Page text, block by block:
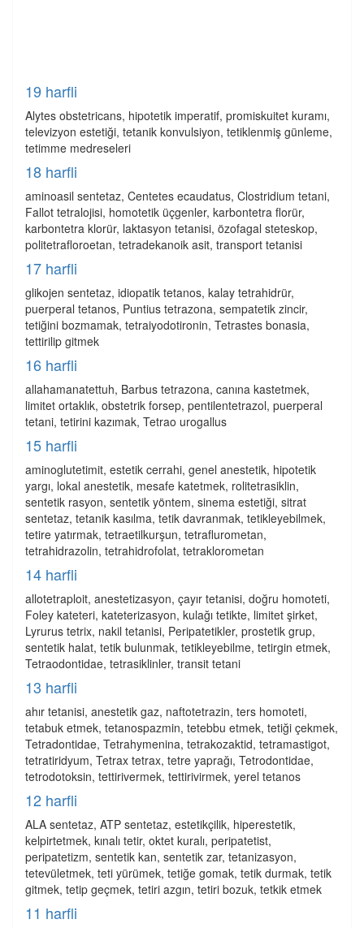
19 harfli
Alytes obstetricans, hipotetik imperatif, promiskuitet kuramı,
televizyon estetiği, tetanik konvulsiyon, tetiklenmiş günleme,
tetimme medreseleri
18 harfli
aminoasil sentetaz, Centetes ecaudatus, Clostridium tetani,
Fallot tetralojisi, homotetik üçgenler, karbontetra florür,
karbontetra klorür, laktasyon tetanisi, özofagal steteskop,
politetrafloroetan, tetradekanoik asit, transport tetanisi
17 harfli
glikojen sentetaz, idiopatik tetanos, kalay tetrahidrür,
puerperal tetanos, Puntius tetrazona, sempatetik zincir,
tetiğini bozmamak, tetraiyodotironin, Tetrastes bonasia,
tettirilip gitmek
16 harfli
allahamanatettuh, Barbus tetrazona, canına kastetmek,
limitet ortaklık, obstetrik forsep, pentilentetrazol, puerperal
tetani, tetirini kazımak, Tetrao urogallus
15 harfli
aminoglutetimit, estetik cerrahi, genel anestetik, hipotetik
yargı, lokal anestetik, mesafe katetmek, rolitetrasiklin,
sentetik rasyon, sentetik yöntem, sinema estetiği, sitrat
sentetaz, tetanik kasılma, tetik davranmak, tetikleyebilmek,
tetire yatırmak, tetraetilkurşun, tetraflurometan,
tetrahidrazolin, tetrahidrofolat, tetraklorometan
14 harfli
allotetraploit, anestetizasyon, çayır tetanisi, doğru homoteti,
Foley kateteri, kateterizasyon, kulağı tetikte, limitet şirket,
Lyrurus tetrix, nakil tetanisi, Peripatetikler, prostetik grup,
sentetik halat, tetik bulunmak, tetikleyebilme, tetirgin etmek,
Tetraodontidae, tetrasiklinler, transit tetani
13 harfli
ahır tetanisi, anestetik gaz, naftotetrazin, ters homoteti,
tetabuk etmek, tetanospazmin, tetebbu etmek, tetiği çekmek,
Tetradontidae, Tetrahymenina, tetrakozaktid, tetramastigot,
tetratiridyum, Tetrax tetrax, tetre yaprağı, Tetrodontidae,
tetrodotoksin, tettirivermek, tettirivirmek, yerel tetanos
12 harfli
ALA sentetaz, ATP sentetaz, estetikçilik, hiperestetik,
kelpirtetmek, kınalı tetir, oktet kuralı, peripatetist,
peripatetizm, sentetik kan, sentetik zar, tetanizasyon,
tetevületmek, teti yürümek, tetiğe gomak, tetik durmak, tetik
gitmek, tetip geçmek, tetiri azgın, tetiri bozuk, tetkik etmek
11 harfli